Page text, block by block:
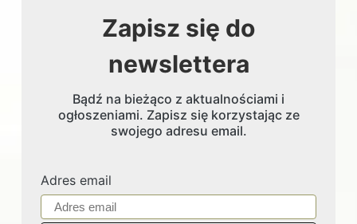
Zapisz się do
newslettera
Bądź na bieżąco z aktualnościami i
ogłoszeniami. Zapisz się korzystając ze
swojego adresu email.
Adres email